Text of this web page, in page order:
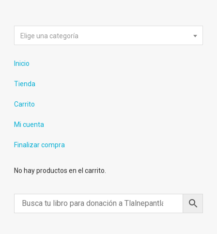
Elige una categoría
Inicio
Tienda
Carrito
Mi cuenta
Finalizar compra
No hay productos en el carrito.